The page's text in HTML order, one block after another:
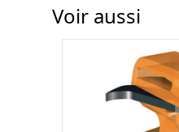
Voir aussi